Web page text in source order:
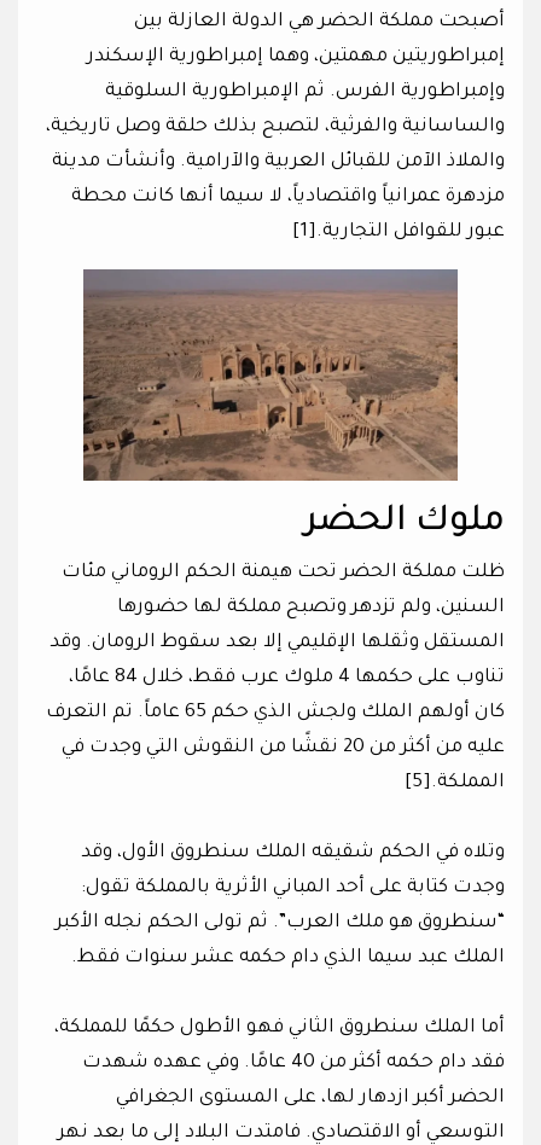
أصبحت مملكة الحضر هي الدولة العازلة بين
إمبراطوريتين مهمتين، وهما إمبراطورية الإسكندر
وإمبراطورية الفرس. ثم الإمبراطورية السلوقية
والساسانية والفرثية، لتصبح بذلك حلقة وصل تاريخية،
والملاذ الآمن للقبائل العربية والآرامية. وأنشأت مدينة
مزدهرة عمرانياً واقتصادياً، لا سيما أنها كانت محطة
عبور للقوافل التجارية.[1]
ملوك الحضر
ظلت مملكة الحضر تحت هيمنة الحكم الروماني مئات
السنين، ولم تزدهر وتصبح مملكة لها حضورها
المستقل وثقلها الإقليمي إلا بعد سقوط الرومان. وقد
تناوب على حكمها 4 ملوك عرب فقط، خلال 84 عامًا،
كان أولهم الملك ولجش الذي حكم 65 عاماً. تم التعرف
عليه من أكثر من 20 نقشًا من النقوش التي وجدت في
المملكة.[5]
وتلاه في الحكم شقيقه الملك سنطروق الأول، وقد
وجدت كتابة على أحد المباني الأثرية بالمملكة تقول:
“سنطروق هو ملك العرب”. ثم تولى الحكم نجله الأكبر
الملك عبد سيما الذي دام حكمه عشر سنوات فقط.
أما الملك سنطروق الثاني فهو الأطول حكمًا للمملكة،
فقد دام حكمه أكثر من 40 عامًا. وفي عهده شهدت
الحضر أكبر ازدهار لها، على المستوى الجغرافي
التوسعي أو الاقتصادي. فامتدت البلاد إلى ما بعد نهر